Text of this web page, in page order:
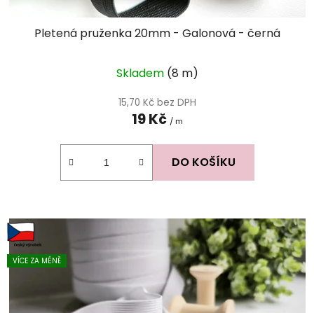
Pletená pruženka 20mm - Galonová - černá
Skladem (8 m)
15,70 Kč bez DPH
19 Kč / m
DO KOŠÍKU
VÍCE ZA MÉNĚ